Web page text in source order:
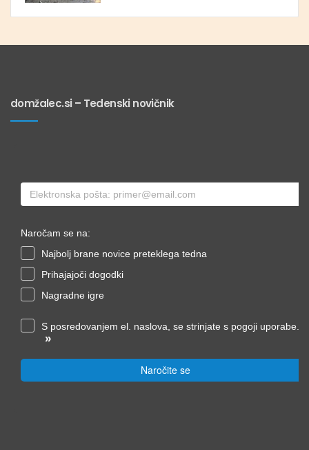
domžalec.si – Tedenski novičnik
Naročam se na:
Najbolj brane novice preteklega tedna
Prihajajoči dogodki
Nagradne igre
S posredovanjem el. naslova, se strinjate s pogoji uporabe.
»
Naročite se